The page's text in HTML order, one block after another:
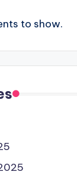
to show.